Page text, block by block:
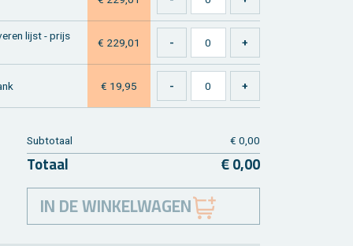
lijst - prijs
€ 229,01
€ 19,95
Sub­to­taal € 0,00
To­taal € 0,00
IN DE WINKELWAGEN